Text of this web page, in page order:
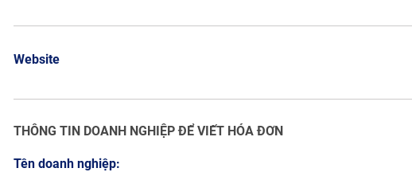
Website
THÔNG TIN DOANH NGHIỆP ĐỂ VIẾT HÓA ĐƠN
Tên doanh nghiệp: